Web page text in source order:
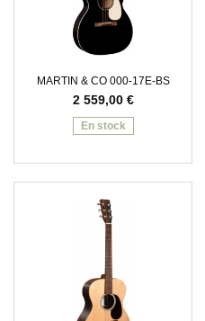
MARTIN & CO 000-17E-BS
2 559,00 €
En stock